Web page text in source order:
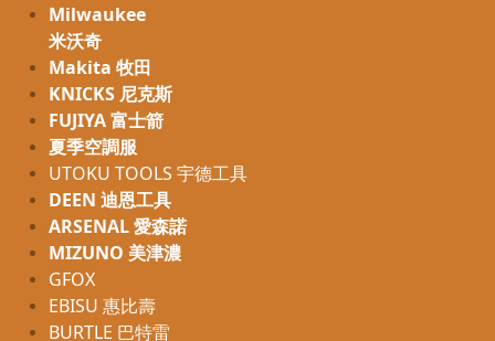
Milwaukee
米沃奇
Makita 牧田
KNICKS 尼克斯
FUJIYA 富士箭
夏季空調服
UTOKU TOOLS 宇德工具
DEEN 迪恩工具
ARSENAL 愛森諾
MIZUNO 美津濃
GFOX
EBISU 惠比壽
BURTLE 巴特雷